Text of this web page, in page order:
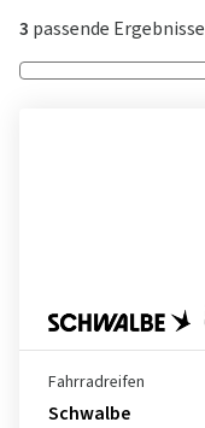
3 passende Ergebnisse
Fahrradreifen
Schwalbe